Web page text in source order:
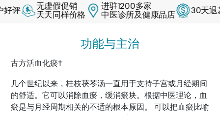
无虚假促销
天天同样价格
进驻1200多家
中医诊所及健康品店 30天退款保证
功能与主治
古方活血化瘀†
几个世纪以来，桂枝茯苓汤一直用于支持子宫或月经期间
的舒适。它可以消除血瘀，缓消瘀块。根据中医理论，血
瘀是与月经周期相关的不适的根本原因。 可以把血瘀比喻